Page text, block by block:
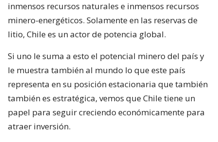
inmensos recursos naturales e inmensos recursos
minero-energéticos. Solamente en las reservas de
litio, Chile es un actor de potencia global.
Si uno le suma a esto el potencial minero del país y
le muestra también al mundo lo que este país
representa en su posición estacionaria que también
también es estratégica, vemos que Chile tiene un
papel para seguir creciendo económicamente para
atraer inversión.